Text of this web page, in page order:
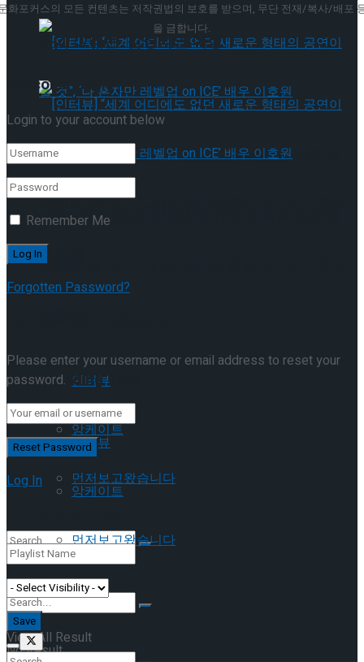
[인터뷰] “세계 어디에도 없던 새로운 형태의
공연이 될 것”, ‘나 혼자만 레벨업 on ICE’ 배우
이호원
인터뷰
앙케이트
먼저보고왔습니다
No Result
View All Result
유가 그리는 ‘감성적인 여정’
[인터뷰] “세계 어디에도 없던 새로운 형태의
공연이 될 것”, ‘나 혼자만 레벨업 on ICE’ 배우
Trending Tags
인터뷰
앙케이트
먼저보고왔습니다
No Result
화포커스의 모든 컨텐츠는 저작권법의 보호를 받으며, 무단 전재/복사/배포
을 금합니다.
Welcome Back!
Login to your account below
Remember Me
Forgotten Password?
Please enter your username or email address to reset your
password.
Log In